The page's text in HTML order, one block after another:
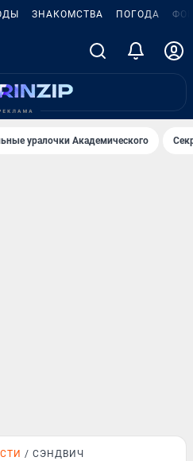
ЗНАКОМСТВА ПОГОДА
уралочки Академического
СЭНДВИЧ